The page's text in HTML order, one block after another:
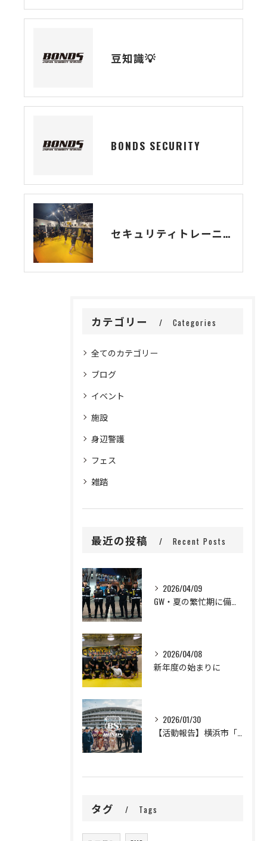
豆知識💡
BONDS SECURITY
セキュリティトレーニング
カテゴリー Categories
全てのカテゴリー
ブログ
イベント
施設
身辺警護
フェス
雑踏
最近の投稿 Recent Posts
2026/04/09
2026/04/08
新年度の始まりに
2026/01/30
タグ Tags